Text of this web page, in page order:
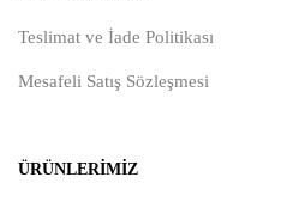
Teslimat ve İade Politikası
Mesafeli Satış Sözleşmesi
ÜRÜNLERIMIZ